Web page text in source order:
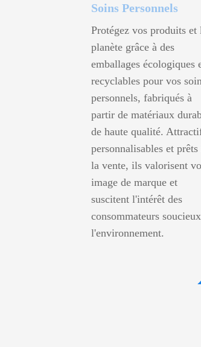
Soins Personnels
Protégez vos produits et
planète grâce à des
emballages écologiques
recyclables pour vos
personnels, fabriqués à
partir de matériaux
de haute qualité.
personnalisables et prêts
la vente, ils valorisent
image de marque et
suscitent l'intérêt des
consommateurs
l'environnement.